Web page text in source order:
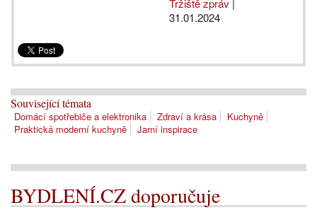
31.01.2024
Související témata
Domácí spotřebiče a elektronika Zdraví a krása
Kuchyně
Praktická moderní kuchyně
Jarní inspirace
BYDLENÍ.CZ doporučuje